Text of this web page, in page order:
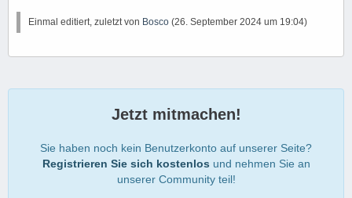
Einmal editiert, zuletzt von Bosco (26. September 2024 um 19:04)
Jetzt mitmachen!
Sie haben noch kein Benutzerkonto auf unserer Seite?
Registrieren Sie sich kostenlos und nehmen Sie an
unserer Community teil!